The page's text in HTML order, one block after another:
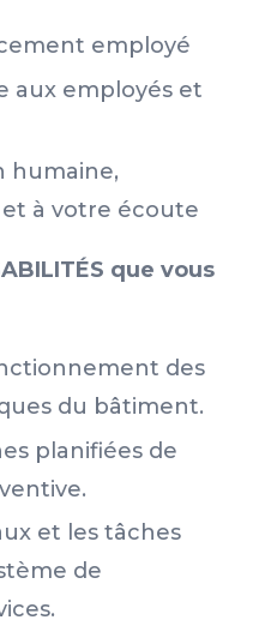
employé
aux employés et
humaine,
à votre écoute
que vous
des
du bâtiment.
planifiées de
et les tâches
de